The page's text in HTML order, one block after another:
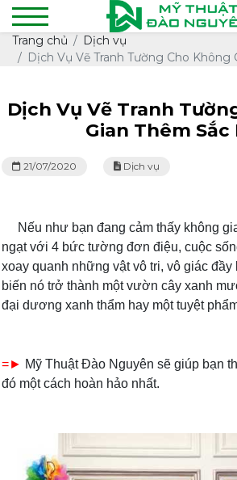
Trang chủ
Dịch vụ
Dịch Vụ Vẽ Tranh Tường Cho Không
Dịch Vụ Vẽ Tranh
Gian Thêm Sắc
21/07/2020 Dịch vụ
Nếu như bạn đang cảm thấy không
ngạt với 4 bức tường đơn điệu, cuộc
xoay quanh những vật vô tri, vô giác đầy
biến nó trở thành một vườn cây xanh
đại dương xanh thẩm hay một tuyệt
=► Mỹ Thuật Đào Nguyên sẽ giúp bạn
đó một cách hoàn hảo nhất.